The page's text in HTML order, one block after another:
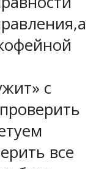
с
все